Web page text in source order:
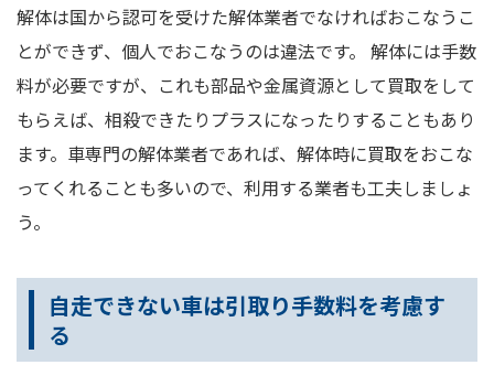
解体は国から認可を受けた解体業者でなければおこなうこ
とができず、個人でおこなうのは違法です。 解体には手数
料が必要ですが、これも部品や金属資源として買取をして
もらえば、相殺できたりプラスになったりすることもあり
ます。車専門の解体業者であれば、解体時に買取をおこな
ってくれることも多いので、利用する業者も工夫しましょ
う。
自走できない車は引取り手数料を考慮す
る